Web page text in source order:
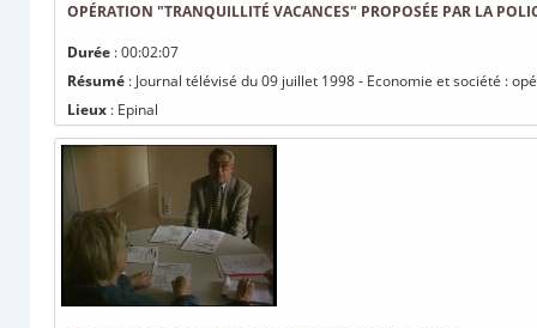
OPÉRATION "TRANQUILLITÉ VACANCES" PROPOSÉE PAR LA
Durée : 00:02:07
Résumé : Journal télévisé du 09 juillet 1998 - Economie et société :
Lieux : Epinal